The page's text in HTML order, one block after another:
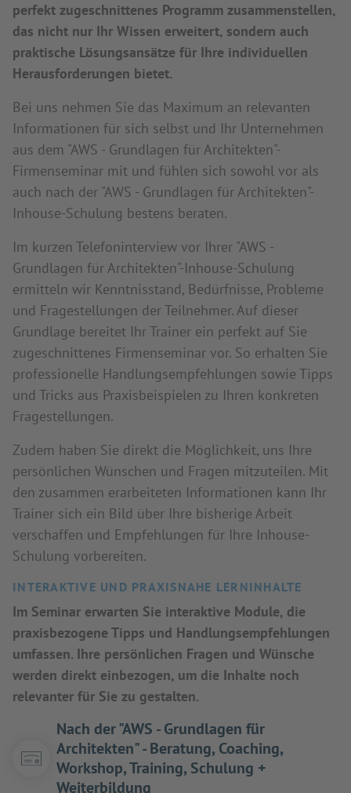
perfekt zugeschnittenes Programm zusammenstellen,
das nicht nur Ihr Wissen erweitert, sondern auch
praktische Lösungsansätze für Ihre individuellen
Herausforderungen bietet.
Bei uns nehmen Sie das Maximum an relevanten
Informationen für sich selbst und Ihr Unternehmen
aus dem "AWS - Grundlagen für Architekten"-
Firmenseminar mit und fühlen sich sowohl vor als
auch nach der "AWS - Grundlagen für Architekten"-
Inhouse-Schulung bestens beraten.
Im kurzen Telefoninterview vor Ihrer "AWS -
Grundlagen für Architekten"-Inhouse-Schulung
ermitteln wir Kenntnisstand, Bedürfnisse, Probleme
und Fragestellungen der Teilnehmer. Auf dieser
Grundlage bereitet Ihr Trainer ein perfekt auf Sie
zugeschnittenes Firmenseminar vor. So erhalten Sie
professionelle Handlungsempfehlungen sowie Tipps
und Tricks aus Praxisbeispielen zu Ihren konkreten
Fragestellungen.
Zudem haben Sie direkt die Möglichkeit, uns Ihre
persönlichen Wünschen und Fragen mitzuteilen. Mit
den zusammen erarbeiteten Informationen kann Ihr
Trainer sich ein Bild über Ihre bisherige Arbeit
verschaffen und Empfehlungen für Ihre Inhouse-
Schulung vorbereiten.
INTERAKTIVE UND PRAXISNAHE LERNINHALTE
Im Seminar erwarten Sie interaktive Module, die
praxisbezogene Tipps und Handlungsempfehlungen
umfassen. Ihre persönlichen Fragen und Wünsche
werden direkt einbezogen, um die Inhalte noch
relevanter für Sie zu gestalten.
Nach der "AWS - Grundlagen für
Architekten" - Beratung, Coaching,
Workshop, Training, Schulung +
Weiterbildung